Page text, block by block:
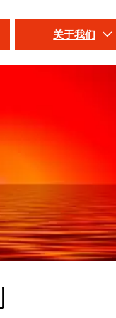
关于我们 